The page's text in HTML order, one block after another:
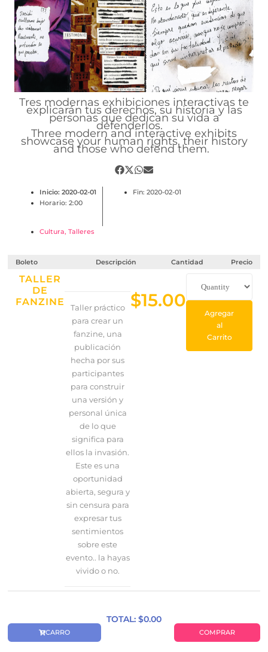
Tres modernas exhibiciones interactivas te
explicarán tus derechos, su historia y las
personas que dedican su vida a
defenderlos.
Three modern and interactive exhibits
showcase your human rights, their history
and those who defend them.
Inicio: 2020-02-01
Horario: 2:00
Fin: 2020-02-01
Cultura, Talleres
Boleto Descripción Cantidad Precio
TALLER
DE
FANZINE
Taller práctico
para crear un
fanzine, una
publicación
hecha por sus
participantes
para construir
una versión y
personal única
de lo que
significa para
ellos la invasión.
Este es una
oportunidad
abierta, segura y
sin censura para
expresar tus
sentimientos
sobre este
evento.. la hayas
vivido o no.
$15.00
Agregar
al
Carrito
TOTAL: $0.00
CARRO COMPRAR